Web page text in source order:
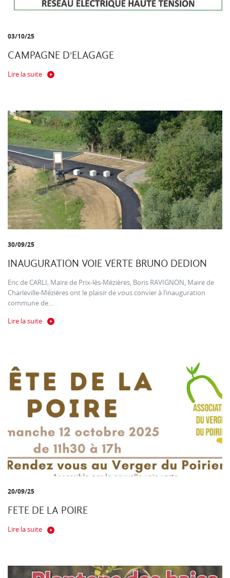
03/10/25
CAMPAGNE D'ELAGAGE
Lire la suite
30/09/25
INAUGURATION VOIE VERTE BRUNO DEDION
Eric de CARLI, Maire de Prix-lès-Mézières, Boris RAVIGNON, Maire de
Charleville-Mézières ont le plaisir de vous convier à l’inauguration
commune de...
Lire la suite
20/09/25
FETE DE LA POIRE
Lire la suite